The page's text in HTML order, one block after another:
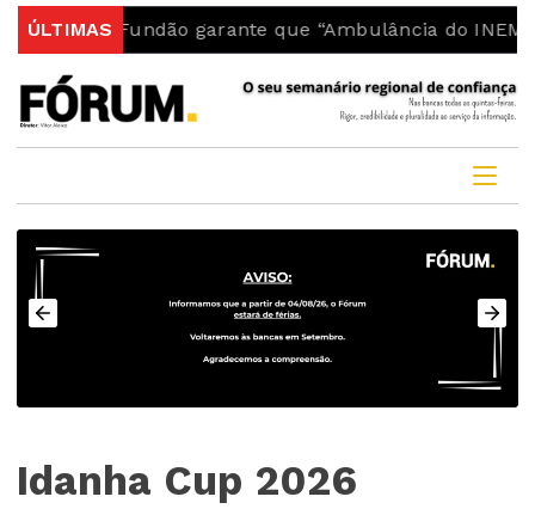
ÚLTIMAS
Fundão garante que “Ambulância do INEM fica no
Idanha Cup 2026